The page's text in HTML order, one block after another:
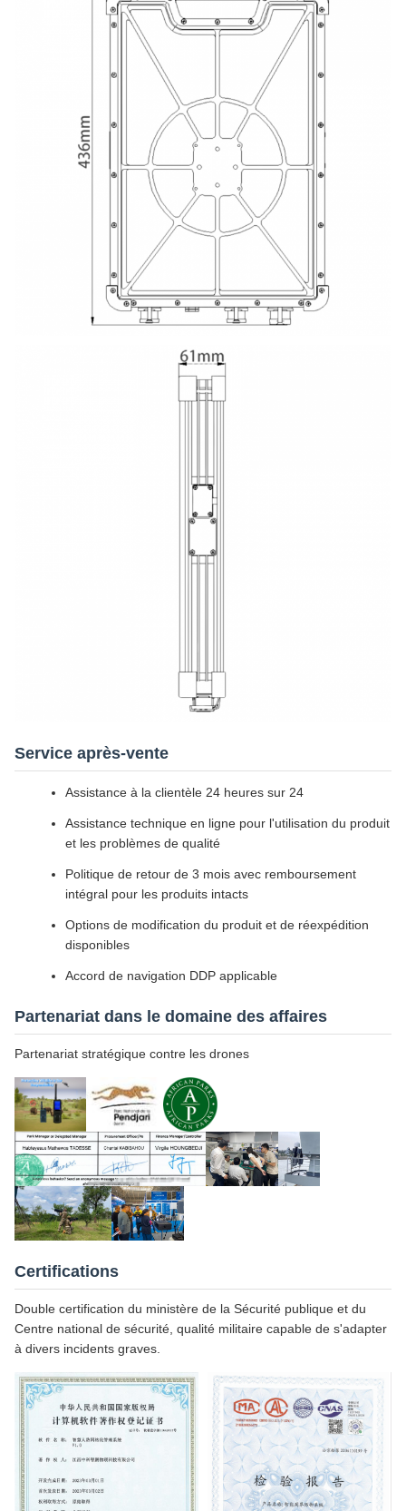
Service après-vente
Assistance à la clientèle 24 heures sur 24
Assistance technique en ligne pour l'utilisation du produit
et les problèmes de qualité
Politique de retour de 3 mois avec remboursement
intégral pour les produits intacts
Options de modification du produit et de réexpédition
disponibles
Accord de navigation DDP applicable
Partenariat dans le domaine des affaires
Partenariat stratégique contre les drones
Certifications
Double certification du ministère de la Sécurité publique et du
Centre national de sécurité, qualité militaire capable de s'adapter
à divers incidents graves.